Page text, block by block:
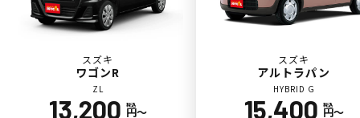
スズキ
ワゴンR
ZL
13,200 税込
円〜
スズキ
アルトラパン
HYBRID G
15,400 税込
円〜